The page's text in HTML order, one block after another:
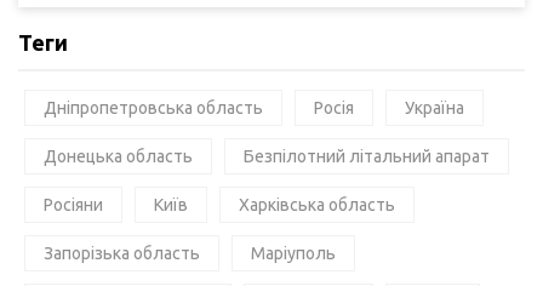
Теги
Дніпропетровська область Росія Україна
Донецька область Безпілотний літальний апарат
Росіяни Київ Харківська область
Запорізька область Маріуполь